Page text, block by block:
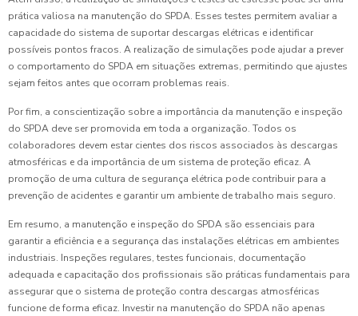
prática valiosa na manutenção do SPDA. Esses testes permitem avaliar a
capacidade do sistema de suportar descargas elétricas e identificar
possíveis pontos fracos. A realização de simulações pode ajudar a prever
o comportamento do SPDA em situações extremas, permitindo que ajustes
sejam feitos antes que ocorram problemas reais.
Por fim, a conscientização sobre a importância da manutenção e inspeção
do SPDA deve ser promovida em toda a organização. Todos os
colaboradores devem estar cientes dos riscos associados às descargas
atmosféricas e da importância de um sistema de proteção eficaz. A
promoção de uma cultura de segurança elétrica pode contribuir para a
prevenção de acidentes e garantir um ambiente de trabalho mais seguro.
Em resumo, a manutenção e inspeção do SPDA são essenciais para
garantir a eficiência e a segurança das instalações elétricas em ambientes
industriais. Inspeções regulares, testes funcionais, documentação
adequada e capacitação dos profissionais são práticas fundamentais para
assegurar que o sistema de proteção contra descargas atmosféricas
funcione de forma eficaz. Investir na manutenção do SPDA não apenas